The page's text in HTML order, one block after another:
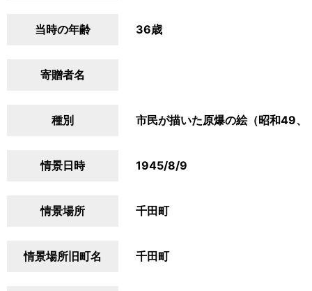
当時の年齢 36歳
寄贈者名
種別 市民が描いた原爆の絵（昭和49、
情景日時 1945/8/9
情景場所 千田町
情景場所旧町名 千田町